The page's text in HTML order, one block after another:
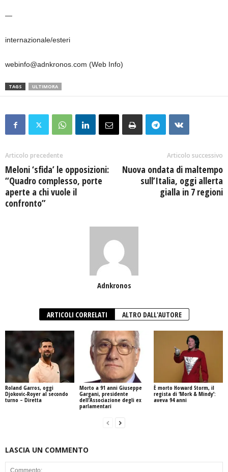
—
internazionale/esteri
webinfo@adnkronos.com (Web Info)
TAGS ULTIMORA
Articolo precedente
Meloni ‘sfida’ le opposizioni:
“Quadro complesso, porte
aperte a chi vuole il
confronto”
Articolo successivo
Nuova ondata di maltempo
sull’Italia, oggi allerta
gialla in 7 regioni
Adnkronos
ARTICOLI CORRELATI ALTRO DALL'AUTORE
Roland Garros, oggi
Djokovic-Royer al secondo
turno – Diretta
Morto a 91 anni Giuseppe
Gargani, presidente
dell’Associazione degli ex
parlamentari
È morto Howard Storm, il
regista di ‘Mork & Mindy’:
aveva 94 anni
LASCIA UN COMMENTO